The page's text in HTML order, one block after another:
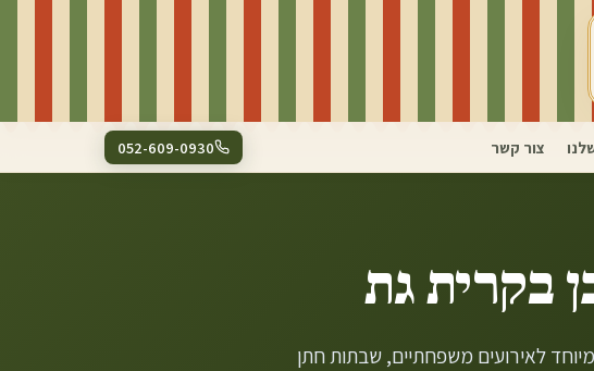
צור קשר 052-609-0930
בקרית גת
לאירועים משפחתיים, שבתות חתן